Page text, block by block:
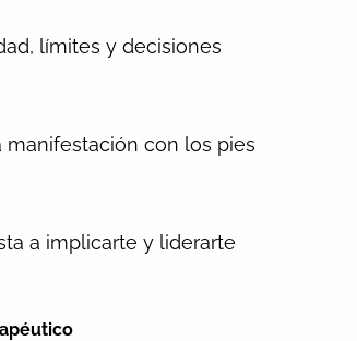
límites y decisiones
manifestación con los pies
a implicarte y liderarte